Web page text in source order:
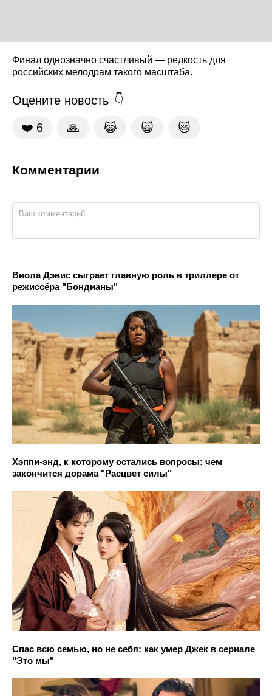
Финал однозначно счастливый — редкость для
российских мелодрам такого масштаба.
Оцените новость
❤️ 6 🙏 😹 🙀 😿
Комментарии
Виола Дэвис сыграет главную роль в триллере от
режиссёра "Бондианы"
Хэппи-энд, к которому остались вопросы: чем
закончится дорама "Расцвет силы"
Спас всю семью, но не себя: как умер Джек в сериале
"Это мы"